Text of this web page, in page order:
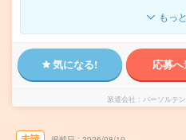
もっ
気になる! 応募
派遣会社 パーソルテ